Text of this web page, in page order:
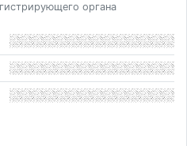
органа